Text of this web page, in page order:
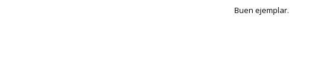
Buen ejemplar.